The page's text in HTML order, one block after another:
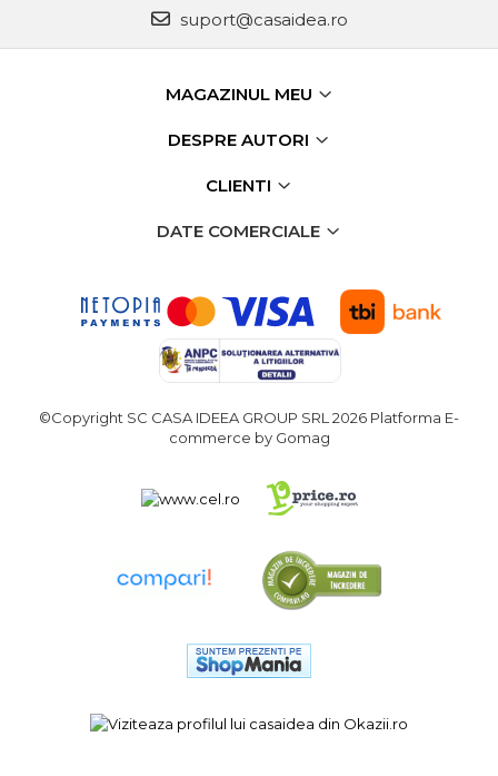
suport@casaidea.ro
MAGAZINUL MEU
DESPRE AUTORI
CLIENTI
DATE COMERCIALE
©Copyright SC CASA IDEEA GROUP SRL 2026 Platforma E-
commerce by Gomag